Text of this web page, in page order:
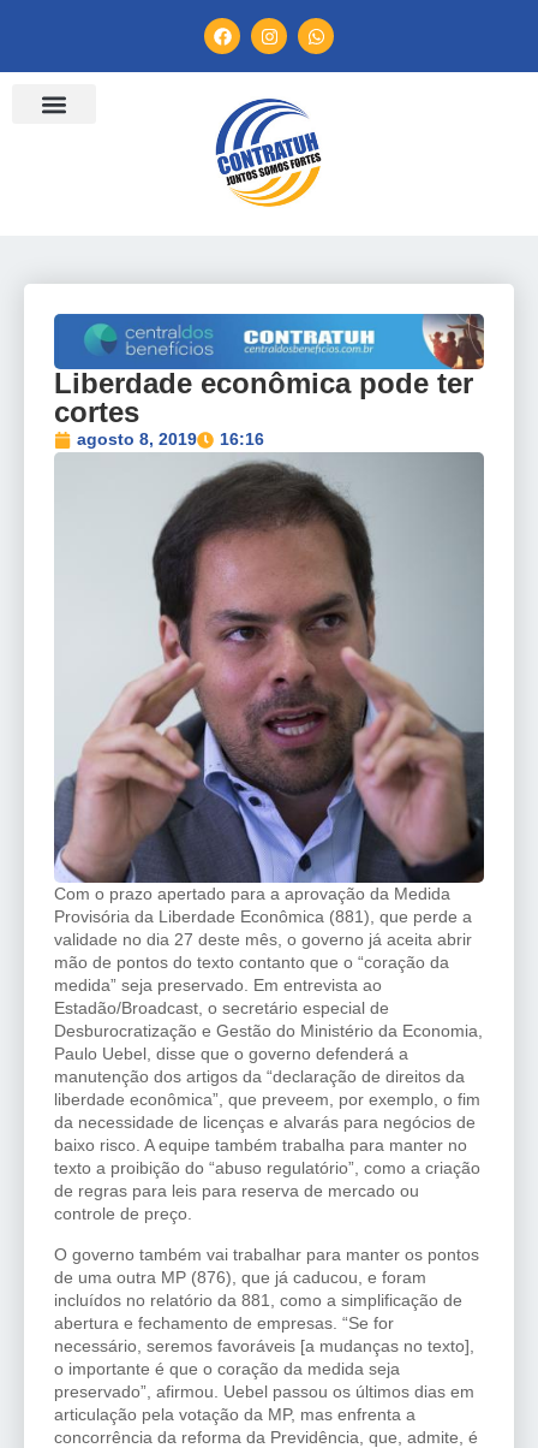
Liberdade econômica pode ter
cortes
agosto 8, 2019 16:16
Com o prazo apertado para a aprovação da Medida
Provisória da Liberdade Econômica (881), que perde a
validade no dia 27 deste mês, o governo já aceita abrir
mão de pontos do texto contanto que o “coração da
medida” seja preservado. Em entrevista ao
Estadão/Broadcast, o secretário especial de
Desburocratização e Gestão do Ministério da Economia,
Paulo Uebel, disse que o governo defenderá a
manutenção dos artigos da “declaração de direitos da
liberdade econômica”, que preveem, por exemplo, o fim
da necessidade de licenças e alvarás para negócios de
baixo risco. A equipe também trabalha para manter no
texto a proibição do “abuso regulatório”, como a criação
de regras para leis para reserva de mercado ou
controle de preço.
O governo também vai trabalhar para manter os pontos
de uma outra MP (876), que já caducou, e foram
incluídos no relatório da 881, como a simplificação de
abertura e fechamento de empresas. “Se for
necessário, seremos favoráveis [a mudanças no texto],
o importante é que o coração da medida seja
preservado”, afirmou. Uebel passou os últimos dias em
articulação pela votação da MP, mas enfrenta a
concorrência da reforma da Previdência, que, admite, é